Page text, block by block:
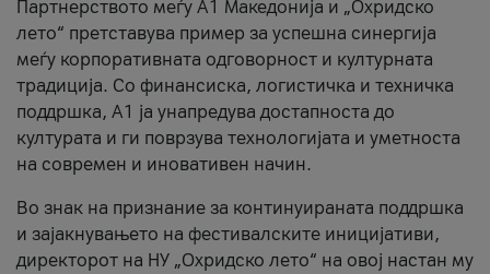
Партнерството меѓу A1 Македонија и „Охридско
лето“ претставува пример за успешна синергија
меѓу корпоративната одговорност и културната
традиција. Со финансиска, логистичка и техничка
поддршка, A1 ја унапредува достапноста до
културата и ги поврзува технологијата и уметноста
на современ и иновативен начин.
Во знак на признание за континуираната поддршка
и зајакнувањето на фестивалските иницијативи,
директорот на НУ „Охридско лето“ на овој настан му